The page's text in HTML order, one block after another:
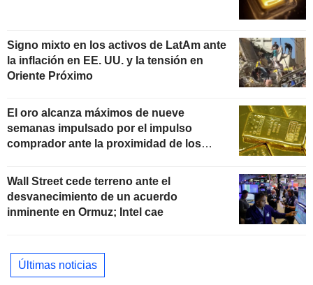
Signo mixto en los activos de LatAm ante
la inflación en EE. UU. y la tensión en
Oriente Próximo
El oro alcanza máximos de nueve
semanas impulsado por el impulso
comprador ante la proximidad de los
Wall Street cede terreno ante el
desvanecimiento de un acuerdo
inminente en Ormuz; Intel cae
Últimas noticias